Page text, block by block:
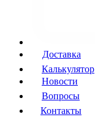
Доставка
Калькулятор
Новости
Вопросы
Контакты